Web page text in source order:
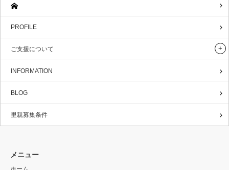
PROFILE
ご支援について
INFORMATION
BLOG
里親募集条件
メニュー